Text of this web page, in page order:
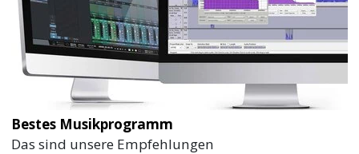
Bestes Musikprogramm
Das sind unsere Empfehlungen